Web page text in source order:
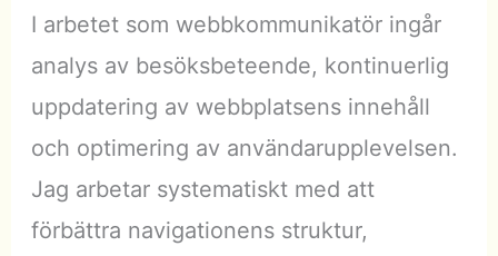
I arbetet som webbkommunikatör ingår
analys av besöksbeteende, kontinuerlig
uppdatering av webbplatsens innehåll
och optimering av användarupplevelsen.
Jag arbetar systematiskt med att
förbättra navigationens struktur,